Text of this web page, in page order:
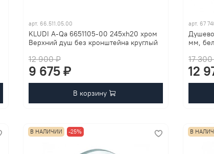
арт. 66.511.05.00
KLUDI A-Qa 6651105-00 245xh20 хром
Верхний душ без кронштейна круглый
12 900 ₽
9 675 ₽
В корзину
арт. 67
мм,
17
12
В НАЛИЧИИ -25% В